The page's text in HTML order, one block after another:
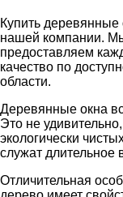
Купить
нашей компании.
предоставляем
качество по
области.
Деревянные окна
Это не
экологически
служат длительное
Отличительная